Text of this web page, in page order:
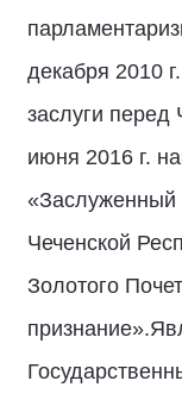
декабря 2010
заслуги перед
июня 2016 г.
«Заслуженный
Чеченской
Золотого